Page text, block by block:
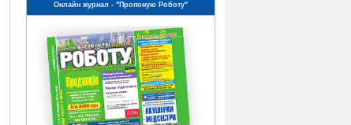
Онлайн журнал - "Пропоную Роботу"